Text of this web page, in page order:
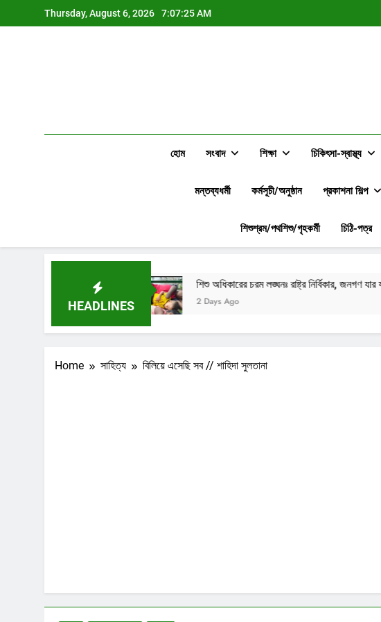
to
Thursday, August 6, 2026 7:07:27 AM
হোম সংবাদ শিক্ষা চিকিৎসা-স্বাস্থ্য
মন্তব্যধর্মী কর্মসূচী/অনুষ্ঠান প্রকাশনা শিল্প
শিশুশ্রম/পথশিশু/গৃহকর্মী চিঠি-পত্র
HEADLINES
শিশু অধিকারের চরম লঙ্ঘনঃ রাষ্ট্র নির্বিকার, জনগণ যার যার
2 Days Ago
Home সাহিত্য বিলিয়ে এসেছি সব // শাহিদা সুলতানা